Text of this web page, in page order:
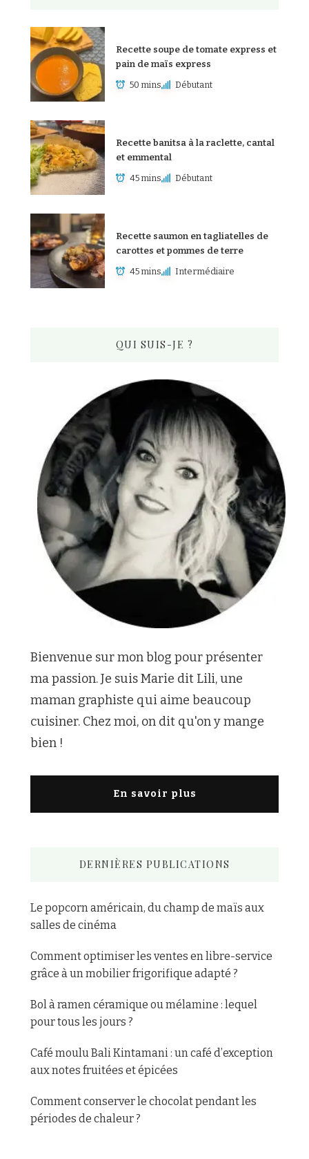
Recette soupe de tomate express et
pain de maïs express
50 mins Débutant
Recette banitsa à la raclette, cantal
et emmental
45 mins Débutant
Recette saumon en tagliatelles de
carottes et pommes de terre
45 mins Intermédiaire
QUI SUIS-JE ?
Bienvenue sur mon blog pour présenter
ma passion. Je suis Marie dit Lili, une
maman graphiste qui aime beaucoup
cuisiner. Chez moi, on dit qu'on y mange
bien !
En savoir plus
DERNIÈRES PUBLICATIONS
Le popcorn américain, du champ de maïs aux
salles de cinéma
Comment optimiser les ventes en libre-service
grâce à un mobilier frigorifique adapté ?
Bol à ramen céramique ou mélamine : lequel
pour tous les jours ?
Café moulu Bali Kintamani : un café d’exception
aux notes fruitées et épicées
Comment conserver le chocolat pendant les
périodes de chaleur ?